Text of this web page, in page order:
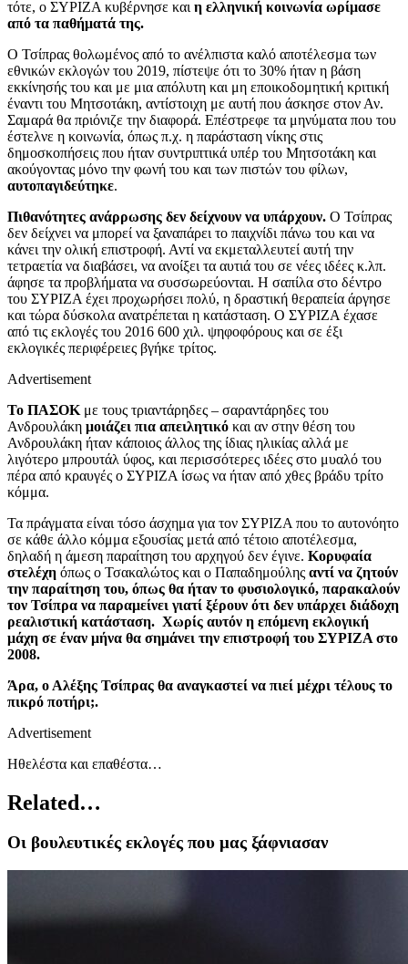
τότε, ο ΣΥΡΙΖΑ κυβέρνησε και η ελληνική κοινωνία ωρίμασε
από τα παθήματά της.
Ο Τσίπρας θολωμένος από το ανέλπιστα καλό αποτέλεσμα των
εθνικών εκλογών του 2019, πίστεψε ότι το 30% ήταν η βάση
εκκίνησής του και με μια απόλυτη και μη εποικοδομητική κριτική
έναντι του Μητσοτάκη, αντίστοιχη με αυτή που άσκησε στον Αν.
Σαμαρά θα πριόνιζε την διαφορά. Επέστρεφε τα μηνύματα που του
έστελνε η κοινωνία, όπως π.χ. η παράσταση νίκης στις
δημοσκοπήσεις που ήταν συντριπτικά υπέρ του Μητσοτάκη και
ακούγοντας μόνο την φωνή του και των πιστών του φίλων,
αυτοπαγιδεύτηκε.
Πιθανότητες ανάρρωσης δεν δείχνουν να υπάρχουν. Ο Τσίπρας
δεν δείχνει να μπορεί να ξαναπάρει το παιχνίδι πάνω του και να
κάνει την ολική επιστροφή. Αντί να εκμεταλλευτεί αυτή την
τετραετία να διαβάσει, να ανοίξει τα αυτιά του σε νέες ιδέες κ.λπ.
άφησε τα προβλήματα να συσσωρεύονται. Η σαπίλα στο δέντρο
του ΣΥΡΙΖΑ έχει προχωρήσει πολύ, η δραστική θεραπεία άργησε
και τώρα δύσκολα ανατρέπεται η κατάσταση. Ο ΣΥΡΙΖΑ έχασε
από τις εκλογές του 2016 600 χιλ. ψηφοφόρους και σε έξι
εκλογικές περιφέρειες βγήκε τρίτος.
Advertisement
Το ΠΑΣΟΚ με τους τριαντάρηδες – σαραντάρηδες του
Ανδρουλάκη μοιάζει πια απειλητικό και αν στην θέση του
Ανδρουλάκη ήταν κάποιος άλλος της ίδιας ηλικίας αλλά με
λιγότερο μπρουτάλ ύφος, και περισσότερες ιδέες στο μυαλό του
πέρα από κραυγές ο ΣΥΡΙΖΑ ίσως να ήταν από χθες βράδυ τρίτο
κόμμα.
Τα πράγματα είναι τόσο άσχημα για τον ΣΥΡΙΖΑ που το αυτονόητο
σε κάθε άλλο κόμμα εξουσίας μετά από τέτοιο αποτέλεσμα,
δηλαδή η άμεση παραίτηση του αρχηγού δεν έγινε. Κορυφαία
στελέχη όπως ο Τσακαλώτος και ο Παπαδημούλης αντί να ζητούν
την παραίτηση του, όπως θα ήταν το φυσιολογικό, παρακαλούν
τον Τσίπρα να παραμείνει γιατί ξέρουν ότι δεν υπάρχει διάδοχη
ρεαλιστική κατάσταση. Χωρίς αυτόν η επόμενη εκλογική
μάχη σε έναν μήνα θα σημάνει την επιστροφή του ΣΥΡΙΖΑ στο
2008.
Άρα, ο Αλέξης Τσίπρας θα αναγκαστεί να πιεί μέχρι τέλους το
πικρό ποτήρι;.
Advertisement
Ηθελέστα και επαθέστα…
Related…
Οι βουλευτικές εκλογές που μας ξάφνιασαν